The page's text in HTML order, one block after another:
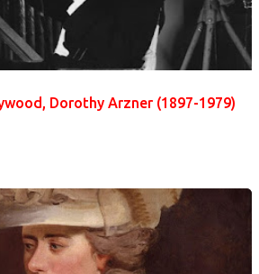
Dorothy Arzner (1897-1979)